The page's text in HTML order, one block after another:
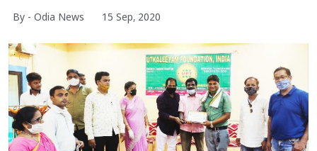
By - Odia News 15 Sep, 2020